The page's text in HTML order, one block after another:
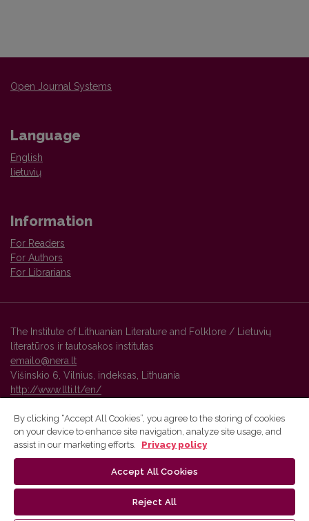
Open Journal Systems
Language
English
lietuvių
Information
For Readers
For Authors
For Librarians
The Institute of Lithuanian Literature and Folklore / Lietuvių
literatūros ir tautosakos institutas
emailo@nera.lt
Višinskio 6, Vilnius, indeksas, Lithuania
http://www.llti.lt/en/
Vilnius University Press platform and metadata are distributed by
By clicking “Accept All Cookies”, you agree to the storing of cookies
on your device to enhance site navigation, analyze site usage, and
assist in our marketing efforts.
Privacy policy
Accept All Cookies
Reject All